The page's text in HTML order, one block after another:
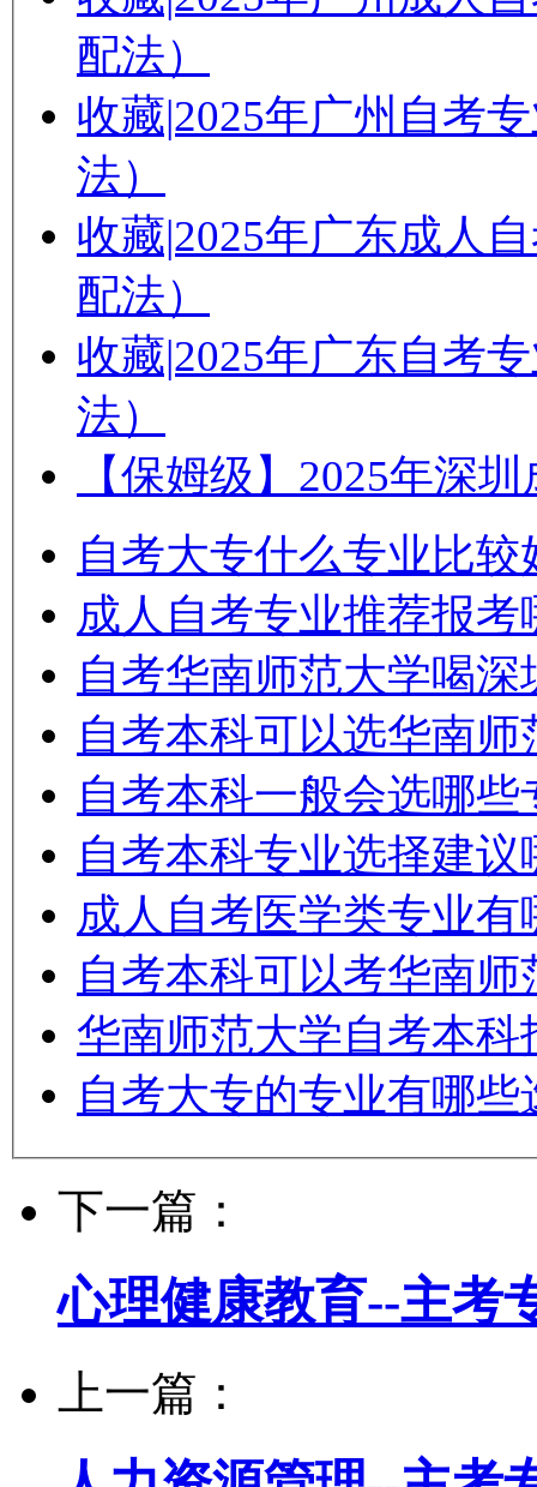
配法）
收藏|2025年广州自考
法）
收藏|2025年广东成人
配法）
收藏|2025年广东自考
法）
【保姆级】2025年深
自考大专什么专业比
成人自考专业推荐报考
自考华南师范大学喝
自考本科可以选华南师
自考本科一般会选哪些
自考本科专业选择建议
成人自考医学类专业有
自考本科可以考华南师
华南师范大学自考本
自考大专的专业有哪些
下一篇：
心理健康教育--主考
上一篇：